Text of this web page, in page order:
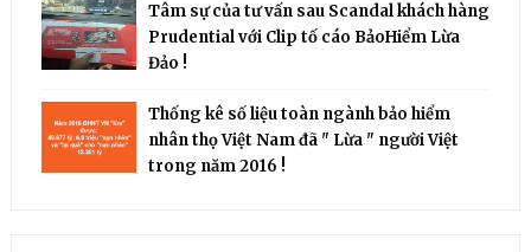
Tâm sự của tư vấn sau Scandal khách hàng
Prudential với Clip tố cáo BảoHiểm Lừa
Đảo !
Thống kê số liệu toàn ngành bảo hiểm
nhân thọ Việt Nam đã " Lừa " người Việt
trong năm 2016 !